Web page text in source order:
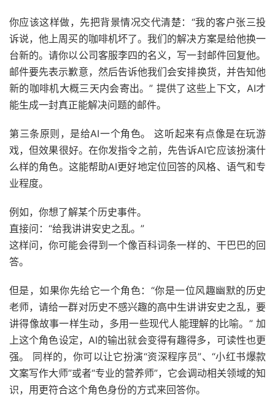
你应该这样做，先把背景情况交代清楚：“我的客户张三投
诉说，他上周买的咖啡机坏了。我们的解决方案是给他换一
台新的。请你以公司客服李四的名义，写一封邮件回复他。
邮件要先表示歉意，然后告诉他我们会安排换货，并告知他
新的咖啡机大概三天内会寄出。” 提供了这些上下文，AI才
能生成一封真正能解决问题的邮件。
第三条原则，是给AI一个角色。 这听起来有点像是在玩游
戏，但效果很好。在你发指令之前，先告诉AI它应该扮演什
么样的角色。这能帮助AI更好地定位回答的风格、语气和专
业程度。
例如，你想了解某个历史事件。
直接问：“给我讲讲安史之乱。”
这样问，你可能会得到一个像百科词条一样的、干巴巴的回
答。
但是，如果你先给它一个角色：“你是一位风趣幽默的历史
老师，请给一群对历史不感兴趣的高中生讲讲安史之乱，要
讲得像故事一样生动，多用一些现代人能理解的比喻。” 加
上这个角色设定，AI的输出就会变得有趣得多，可读性也更
强。 同样的，你可以让它扮演“资深程序员”、“小红书爆款
文案写作大师”或者“专业的营养师”，它会调动相关领域的知
识，用更符合这个角色身份的方式来回答你。